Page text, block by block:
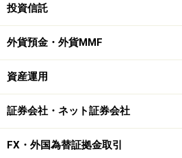
投資信託
外貨預金・外貨MMF
資産運用
証券会社・ネット証券会社
FX・外国為替証拠金取引